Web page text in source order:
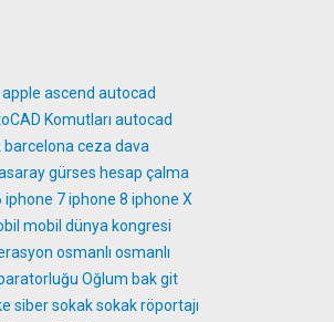
apple ascend autocad
Komutları autocad
barcelona ceza dava
gürses hesap çalma
iphone 7iphone 8 iphone X
mobil dünya kongresi
osmanlı osmanlı
Oğlum bak git
sibersokaksokak röportajı